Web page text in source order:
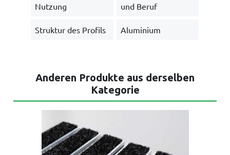
Nutzung
und Beruf
Struktur des Profils Aluminium
Anderen Produkte aus derselben
Kategorie